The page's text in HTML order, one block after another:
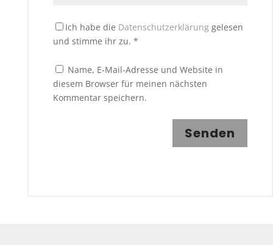
Ich habe die Datenschutzerklärunggelesen
und stimme ihr zu. *
Name, E-Mail-Adresse und Website in
diesem Browser für meinen nächsten
Kommentar speichern.
Senden